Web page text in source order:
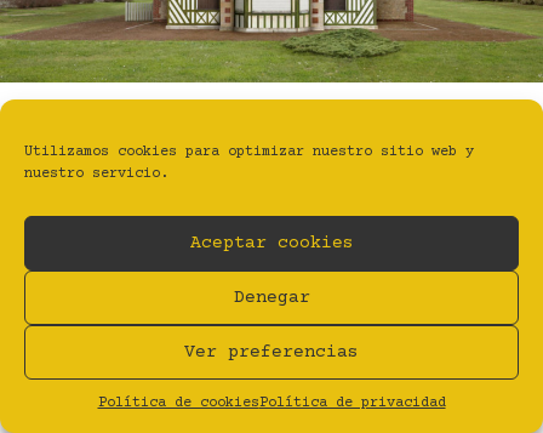
Utilizamos cookies para optimizar nuestro sitio web y
nuestro servicio.
Aceptar cookies
Denegar
Ver preferencias
Política de cookiesPolítica de privacidad
BYFANZINE | ESTUDIO TALLER GRÁFICO
Privacidad Aviso legal
BY Estudio Taller Gráfico